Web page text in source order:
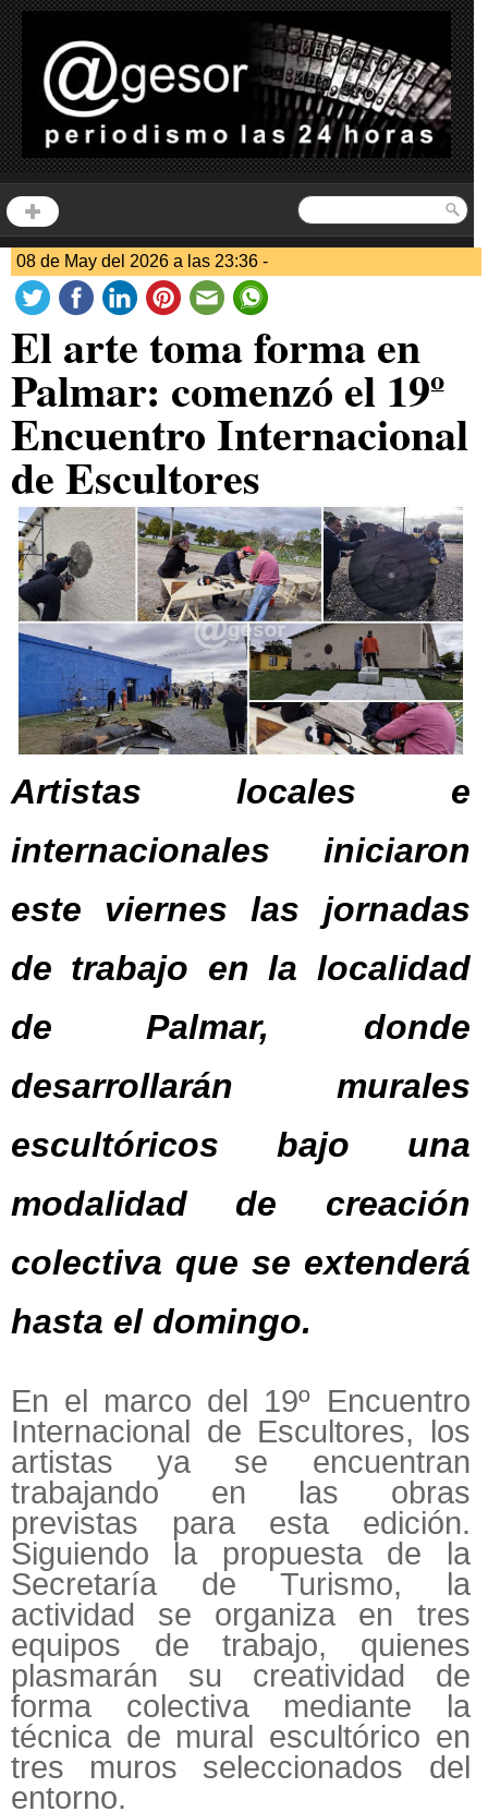
08 de May del 2026 a las 23:36 -
El arte toma forma en
Palmar: comenzó el 19º
Encuentro Internacional
de Escultores
Artistas locales e
internacionales iniciaron
este viernes las jornadas
de trabajo en la localidad
de Palmar, donde
desarrollarán murales
escultóricos bajo una
modalidad de creación
colectiva que se extenderá
hasta el domingo.
En el marco del 19º Encuentro
Internacional de Escultores, los
artistas ya se encuentran
trabajando en las obras
previstas para esta edición.
Siguiendo la propuesta de la
Secretaría de Turismo, la
actividad se organiza en tres
equipos de trabajo, quienes
plasmarán su creatividad de
forma colectiva mediante la
técnica de mural escultórico en
tres muros seleccionados del
entorno.